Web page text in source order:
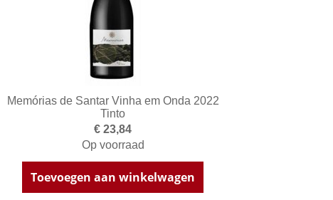
Memórias de Santar Vinha em Onda 2022
Tinto
€ 23,84
Op voorraad
Toevoegen aan winkelwagen